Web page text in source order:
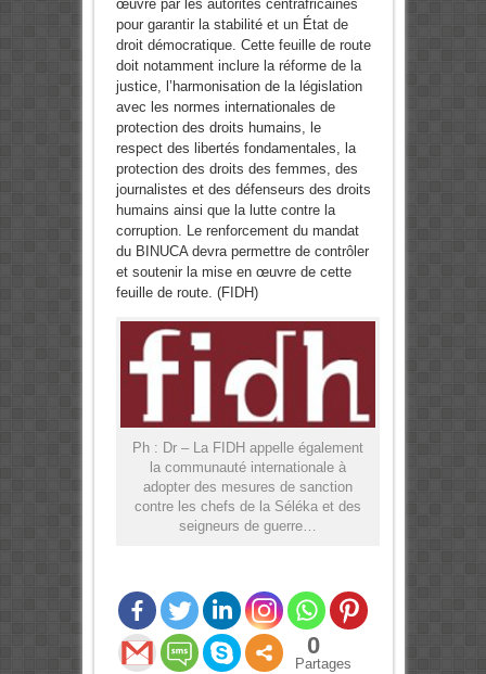
œuvre par les autorités centrafricaines
pour garantir la stabilité et un État de
droit démocratique. Cette feuille de route
doit notamment inclure la réforme de la
justice, l’harmonisation de la législation
avec les normes internationales de
protection des droits humains, le
respect des libertés fondamentales, la
protection des droits des femmes, des
journalistes et des défenseurs des droits
humains ainsi que la lutte contre la
corruption. Le renforcement du mandat
du BINUCA devra permettre de contrôler
et soutenir la mise en œuvre de cette
feuille de route. (FIDH)
Ph : Dr – La FIDH appelle également
la communauté internationale à
adopter des mesures de sanction
contre les chefs de la Séléka et des
seigneurs de guerre…
0
Partages